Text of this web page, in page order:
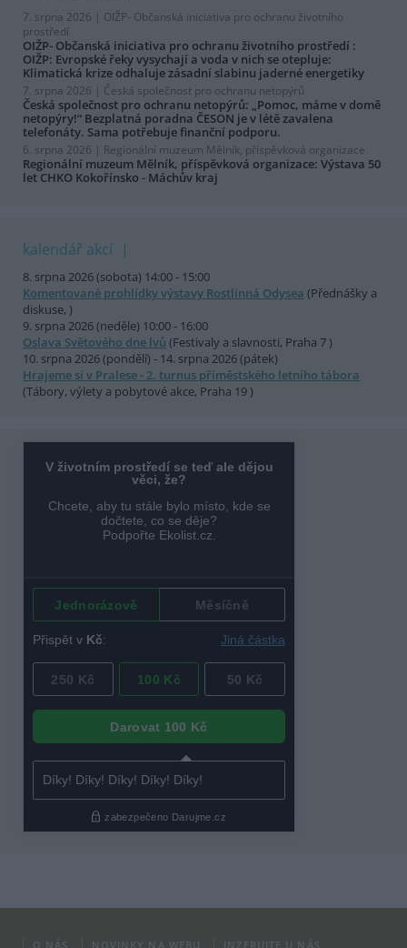
7. srpna 2026 | OIŽP- Občanská iniciativa pro ochranu životního
prostředí
OIŽP- Občanská iniciativa pro ochranu životního prostředí :
OIŽP: Evropské řeky vysychají a voda v nich se otepluje:
Klimatická krize odhaluje zásadní slabinu jaderné energetiky
7. srpna 2026 | Česká společnost pro ochranu netopýrů
Česká společnost pro ochranu netopýrů: „Pomoc, máme v domě
netopýry!“ Bezplatná poradna ČESON je v létě zavalena
telefonáty. Sama potřebuje finanční podporu.
6. srpna 2026 | Regionální muzeum Mělník, příspěvková organizace
Regionální muzeum Mělník, příspěvková organizace: Výstava 50
let CHKO Kokořínsko - Máchův kraj
kalendář akcí
8. srpna 2026 (sobota) 14:00 - 15:00
Komentované prohlídky výstavy Rostlinná Odysea (Přednášky a
diskuse, )
9. srpna 2026 (neděle) 10:00 - 16:00
Oslava Světového dne lvů (Festivaly a slavnosti, Praha 7 )
10. srpna 2026 (pondělí) - 14. srpna 2026 (pátek)
Hrajeme si v Pralese - 2. turnus příměstského letního tábora
(Tábory, výlety a pobytové akce, Praha 19 )
O NÁS NOVINKY NA WEBU INZERUJTE U NÁS